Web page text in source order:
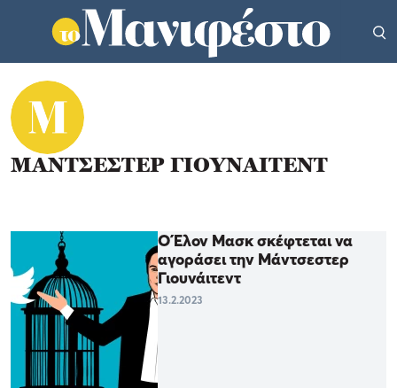
ΜΑΝΤΣΕΣΤΕΡ ΓΙΟΥΝΑΙΤΕΝΤ
Ο Έλον Μασκ σκέφτεται να
αγοράσει την Μάντσεστερ
Γιουνάιτεντ
13.2.2023